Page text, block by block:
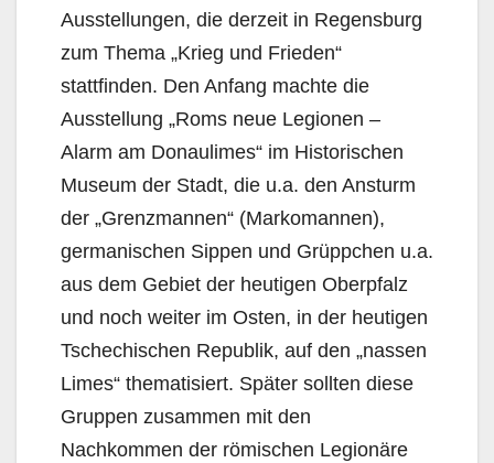
Ausstellungen, die derzeit in Regensburg
zum Thema „Krieg und Frieden“
stattfinden. Den Anfang machte die
Ausstellung „Roms neue Legionen –
Alarm am Donaulimes“ im Historischen
Museum der Stadt, die u.a. den Ansturm
der „Grenzmannen“ (Markomannen),
germanischen Sippen und Grüppchen u.a.
aus dem Gebiet der heutigen Oberpfalz
und noch weiter im Osten, in der heutigen
Tschechischen Republik, auf den „nassen
Limes“ thematisiert. Später sollten diese
Gruppen zusammen mit den
Nachkommen der römischen Legionäre